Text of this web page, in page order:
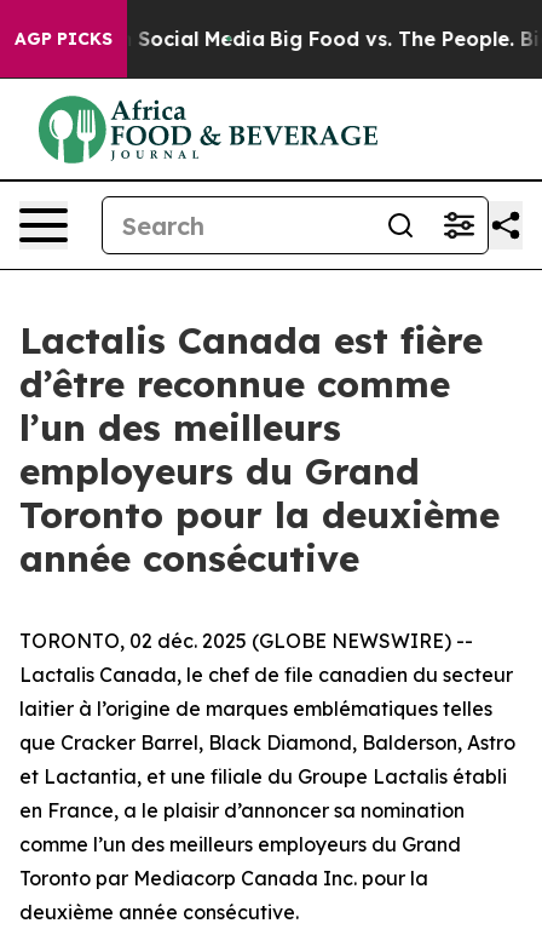
AGP PICKSon Social Media Big Food vs. The People. Big
Lactalis Canada est fière
d’être reconnue comme
l’un des meilleurs
employeurs du Grand
Toronto pour la deuxième
année consécutive
TORONTO, 02 déc. 2025 (GLOBE NEWSWIRE) --
Lactalis Canada, le chef de file canadien du secteur
laitier à l’origine de marques emblématiques telles
que Cracker Barrel, Black Diamond, Balderson, Astro
et Lactantia, et une filiale du Groupe Lactalis établi
en France, a le plaisir d’annoncer sa nomination
comme l’un des meilleurs employeurs du Grand
Toronto par Mediacorp Canada Inc. pour la
deuxième année consécutive.